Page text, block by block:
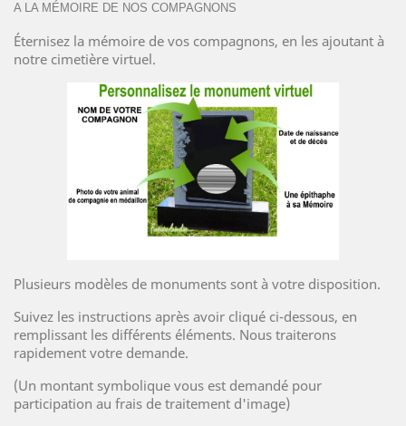
A LA MÉMOIRE DE NOS COMPAGNONS
Éternisez la mémoire de vos compagnons, en les ajoutant à
notre cimetière virtuel.
Plusieurs modèles de monuments sont à votre disposition.
Suivez les instructions après avoir cliqué ci-dessous, en
remplissant les différents éléments. Nous traiterons
rapidement votre demande.
(Un montant symbolique vous est demandé pour
participation au frais de traitement d'image)